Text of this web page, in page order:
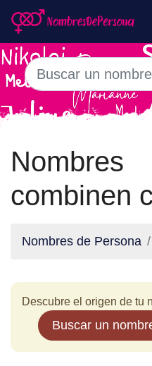
combinen
Nombres de Persona
Descubre el origen de tu
Buscar un